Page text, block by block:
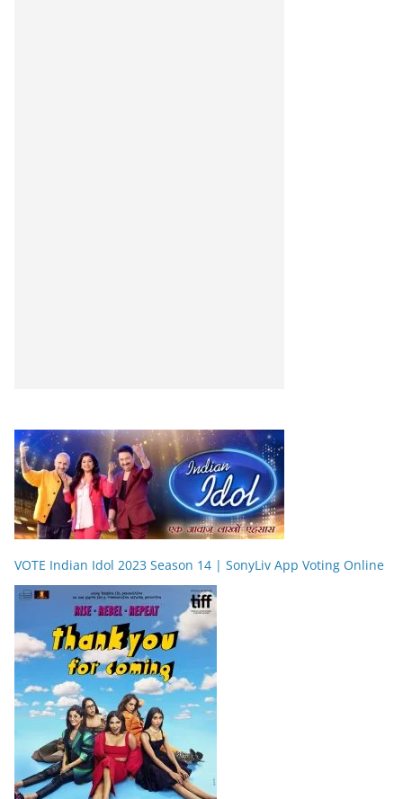
VOTE Indian Idol 2023 Season 14 | SonyLiv App Voting Online